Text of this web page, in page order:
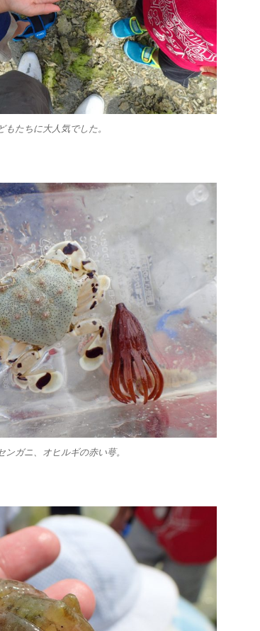
たちに大人気でした。
ガニ、オヒルギの赤い萼。